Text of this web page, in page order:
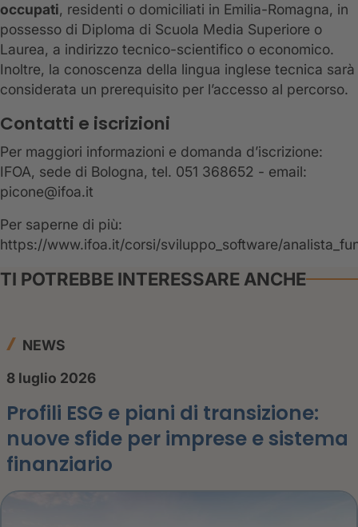
occupati, residenti o domiciliati in Emilia-Romagna, in
possesso di Diploma di Scuola Media Superiore o
Laurea, a indirizzo tecnico-scientifico o economico.
Inoltre, la conoscenza della lingua inglese tecnica sarà
considerata un prerequisito per l’accesso al percorso.
Contatti e iscrizioni
Per maggiori informazioni e domanda d’iscrizione:
IFOA, sede di Bologna, tel. 051 368652 - email:
picone@ifoa.it
Per saperne di più:
https://www.ifoa.it/corsi/sviluppo_software/
TI POTREBBE INTERESSARE ANCHE
NEWS
8 luglio 2026
Profili ESG e piani di transizione:
nuove sfide per imprese e sistema
finanziario